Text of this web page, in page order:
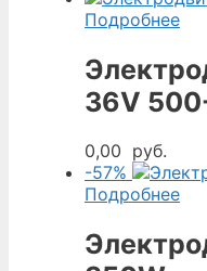
Подробнее
36V
0,00 руб.
-57%
Подробнее